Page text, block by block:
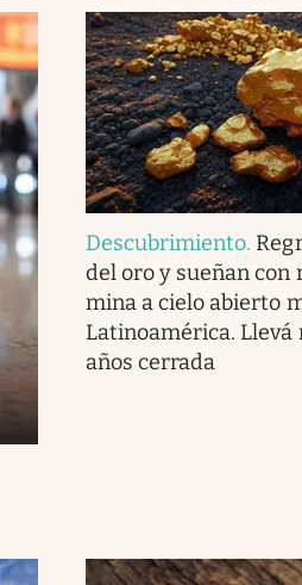
Descubrimiento.
del oro y sueñan con
mina a cielo abierto
Latinoamérica. Llevá
años cerrada